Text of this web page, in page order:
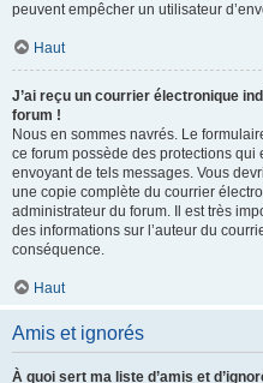
peuvent empêcher un utilisateur
Haut
J’ai reçu un courrier électronique
forum !
Nous en sommes navrés. Le
ce forum possède des protections
envoyant de tels messages. Vous
une copie complète du courrier
administrateur du forum. Il est très
des informations sur l’auteur du
conséquence.
Haut
Amis et ignorés
À quoi sert ma liste d’amis et